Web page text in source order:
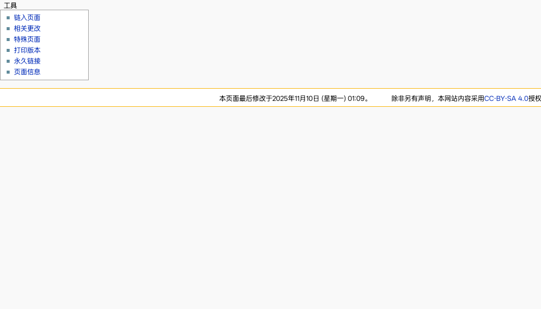
工具
链入页面
相关更改
特殊页面
打印版本
永久链接
页面信息
本页面最后修改于2025年11月10日 (星期一) 01:09。 除非另有声明，本网站内容采用CC-BY-SA 4.0授权